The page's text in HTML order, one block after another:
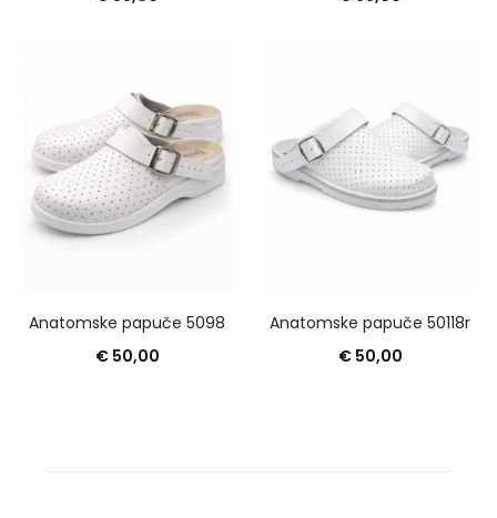
Anatomske papuče 5098
€50,00
Anatomske papuče 50118r
€50,00